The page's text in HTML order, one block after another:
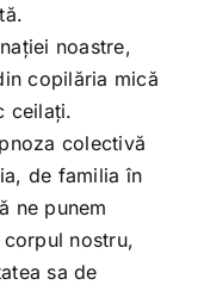
noastre,
copilăria mică
ceilați.
colectivă
de familia în
ne punem
nostru,
sa de